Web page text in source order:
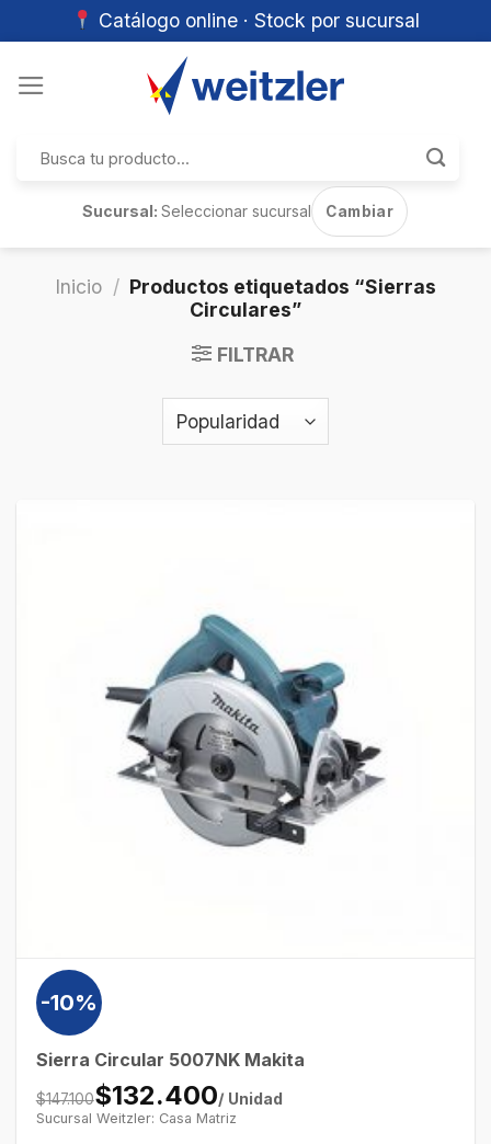
Catálogo online · Stock por sucursal
por:
Sucursal:Seleccionar sucursal Cambiar
Inicio / Productos etiquetados “Sierras
Circulares”
FILTRAR
-10%
Sierra Circular 5007NK Makita
$147.100$132.400/ Unidad
Sucursal Weitzler: Casa Matriz